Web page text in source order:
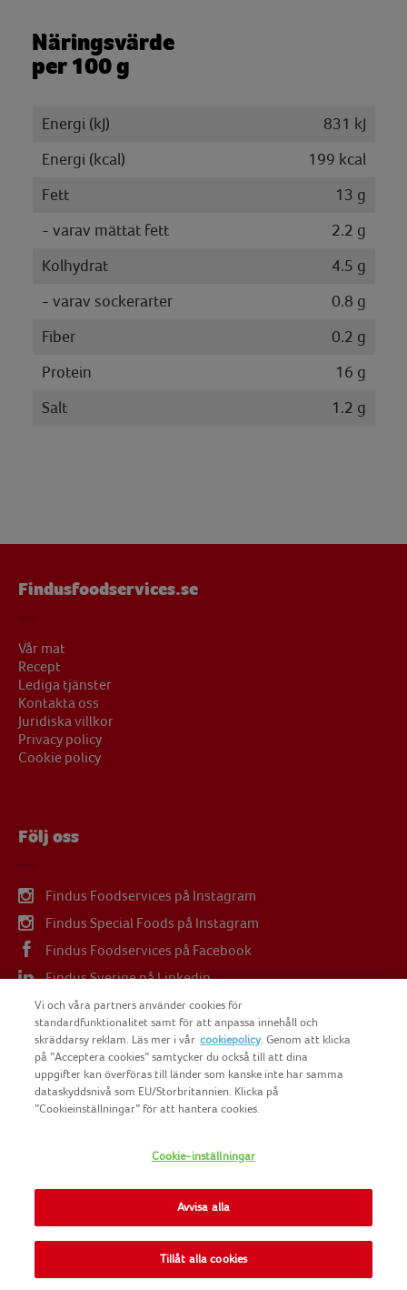
Näringsvärde
per 100 g
Energi (kJ)
831 kJ
Energi (kcal)
199 kcal
Fett
13 g
- varav mättat fett
2.2 g
Kolhydrat
4.5 g
- varav sockerarter
0.8 g
Fiber
0.2 g
Protein
16 g
Salt
1.2 g
Findusfoodservices.se
Vår mat
Recept
Lediga tjänster
Kontakta oss
Juridiska villkor
Privacy policy
Cookie policy
Följ oss
Findus Foodservices på Instagram
Findus Special Foods på Instagram
Findus Foodservices på Facebook
Findus Sverige på Linkedin
Findus Sverige på Youtube
COPYRIGHT FINDUS SVERIGE AB 2025
FINDUS
NOMAD FOODS
Vi och våra partners använder cookies för
standardfunktionalitet samt för att anpassa innehåll och
skräddarsy reklam. Läs mer i vår cookiepolicy. Genom att klicka
på ”Acceptera cookies” samtycker du också till att dina
uppgifter kan överföras till länder som kanske inte har samma
dataskyddsnivå som EU/Storbritannien. Klicka på
”Cookieinställningar” för att hantera cookies.
Cookie-inställningar
Avvisa alla
Tillåt alla cookies